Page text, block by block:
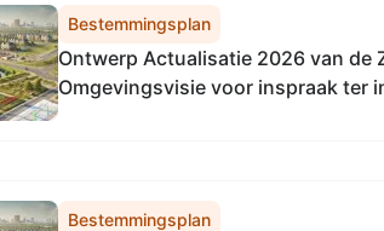
Bestemmingsplan
Ontwerp Actualisatie 2026 van de
Omgevingsvisie voor inspraak ter
Bestemmingsplan